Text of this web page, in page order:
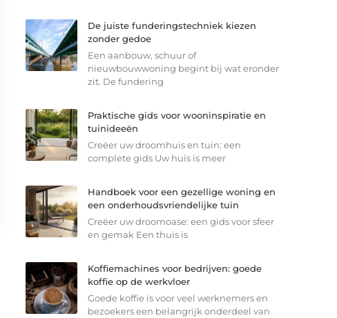
De juiste funderingstechniek kiezen
zonder gedoe
Een aanbouw, schuur of
nieuwbouwwoning begint bij wat eronder
zit. De fundering
Praktische gids voor wooninspiratie en
tuinideeën
Creëer uw droomhuis en tuin: een
complete gids Uw huis is meer
Handboek voor een gezellige woning en
een onderhoudsvriendelijke tuin
Creëer uw droomoase: een gids voor sfeer
en gemak Een thuis is
Koffiemachines voor bedrijven: goede
koffie op de werkvloer
Goede koffie is voor veel werknemers en
bezoekers een belangrijk onderdeel van